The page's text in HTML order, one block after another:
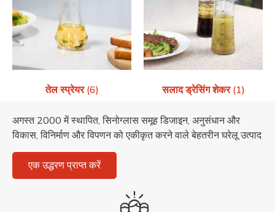
तेल स्प्रेयर(6) सलाद ड्रेसिंग शेकर(1)
अगस्त 2000 में स्थापित, सिनोग्लास समूह डिजाइन, अनुसंधान और
विकास, विनिर्माण और विपणन को एकीकृत करने वाले बेहतरीन घरेलू उत्पाद
एक उद्धरण प्राप्त करें